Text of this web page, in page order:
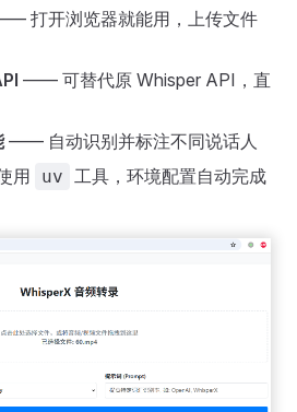
打开浏览器就能用，上传文件
—— 可替代原 Whisper API，直
—— 自动识别并标注不同说话人
用 uv 工具，环境配置自动完成